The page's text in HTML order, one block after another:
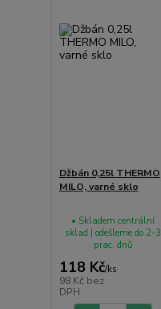
Džbán 0,25l THERMO
MILO, varné sklo
118 Kč/ks
98 Kč bez
DPH
• Skladem centrální
sklad | odešleme do 2-3
prac. dnů